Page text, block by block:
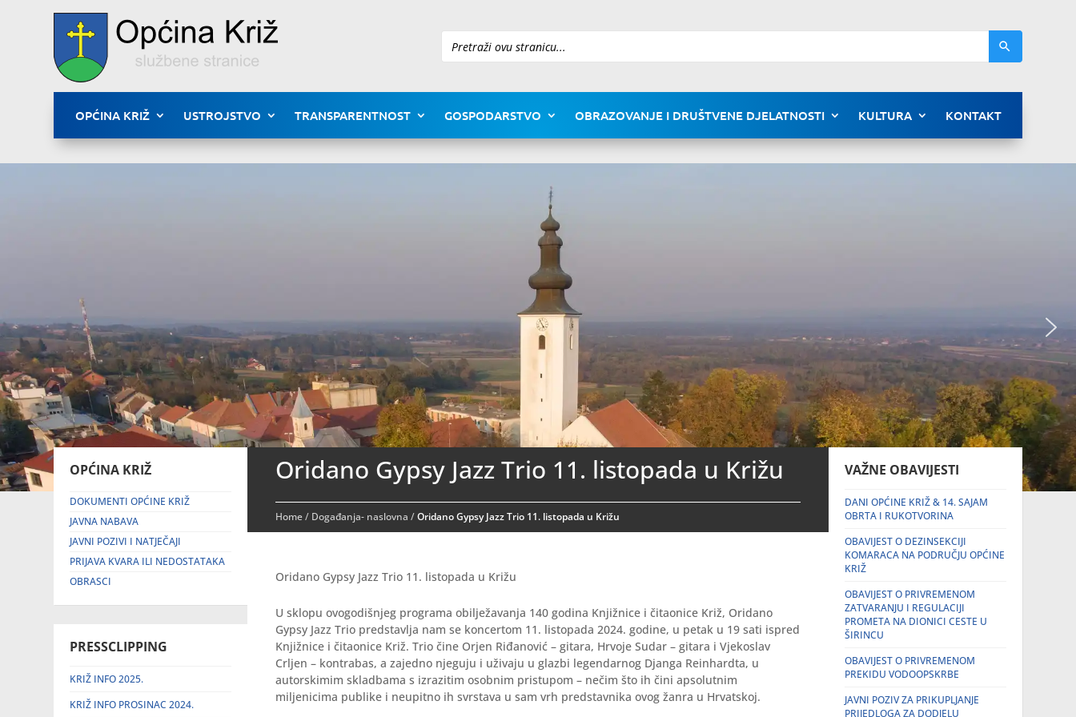
Pretraži
OPĆINA KRIŽ USTROJSTVO TRANSPARENTNOST GOSPODARSTVO OBRAZOVANJE I DRUŠTVENE DJELATNOSTI KULTURA KONTAKT
OPĆINA KRIŽ
DOKUMENTI OPĆINE KRIŽ
JAVNA NABAVA
JAVNI POZIVI I NATJEČAJI
PRIJAVA KVARA ILI NEDOSTATAKA
OBRASCI
PRESSCLIPPING
KRIŽ INFO 2025.
KRIŽ INFO PROSINAC 2024.
Oridano Gypsy Jazz Trio 11. listopada u Križu
Home/ Događanja- naslovna /Oridano Gypsy Jazz Trio 11. listopada u Križu
Oridano Gypsy Jazz Trio 11. listopada u Križu
U sklopu ovogodišnjeg programa obilježavanja 140 godina Knjižnice i čitaonice Križ, Oridano
Gypsy Jazz Trio predstavlja nam se koncertom 11. listopada 2024. godine, u petak u 19 sati ispred
Knjižnice i čitaonice Križ. Trio čine Orjen Riđanović – gitara, Hrvoje Sudar – gitara i Vjekoslav
Crljen – kontrabas, a zajedno njeguju i uživaju u glazbi legendarnog Djanga Reinhardta, u
autorskimim skladbama s izrazitim osobnim pristupom – nečim što ih čini apsolutnim
miljenicima publike i neupitno ih svrstava u sam vrh predstavnika ovog žanra u Hrvatskoj.
VAŽNE OBAVIJESTI
DANI OPĆINE KRIŽ & 14. SAJAM
OBRTA I RUKOTVORINA
OBAVIJEST O DEZINSEKCIJI
KOMARACA NA PODRUČJU OPĆINE
KRIŽ
OBAVIJEST O PRIVREMENOM
ZATVARANJU I REGULACIJI
PROMETA NA DIONICI CESTE U
ŠIRINCU
OBAVIJEST O PRIVREMENOM
PREKIDU VODOOPSKRBE
JAVNI POZIV ZA PRIKUPLJANJE
PRIJEDLOGA ZA DODJELU